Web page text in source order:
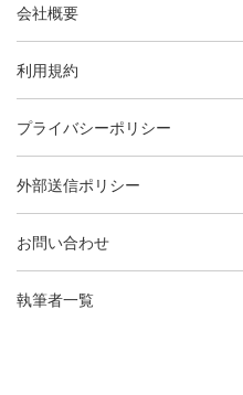
会社概要
利用規約
プライバシーポリシー
外部送信ポリシー
お問い合わせ
執筆者一覧